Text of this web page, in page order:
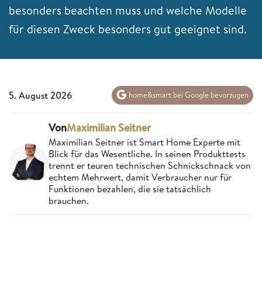
besonders beachten muss und welche Modelle
für diesen Zweck besonders gut geeignet sind.
5. August 2026 home&smart bei Google bevorzugen
VonMaximilian Seitner
Maximilian Seitner ist Smart Home Experte mit
Blick für das Wesentliche. In seinen Produkttests
trennt er teuren technischen Schnickschnack von
echtem Mehrwert, damit Verbraucher nur für
Funktionen bezahlen, die sie tatsächlich
brauchen.